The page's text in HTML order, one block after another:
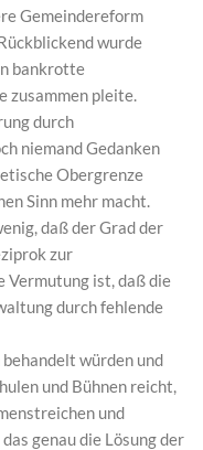
Gemeindereform
wurde
bankrotte
zusammen pleite.
durch
niemand Gedanken
Obergrenze
Sinn mehr macht.
daß der Grad der
zur
Vermutung ist, daß die
durch fehlende
würden und
und Bühnen reicht,
und
genau die Lösung der